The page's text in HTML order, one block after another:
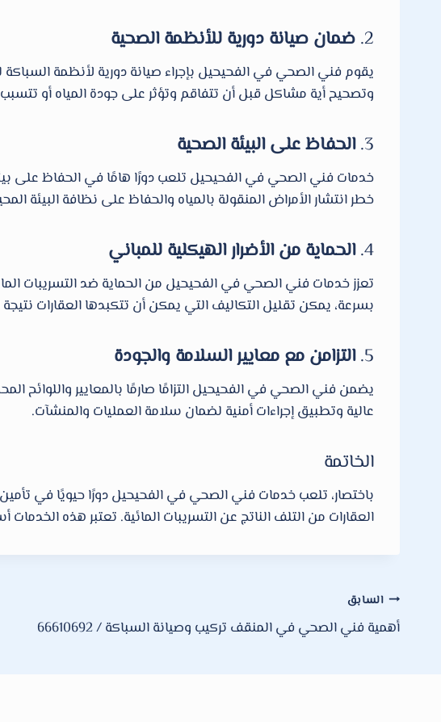
2. ضمان صيانة دورية للأنظمة الصحية
يقوم فني الصحي في الفحيحيل بإجراء صيانة دورية لأنظمة
وتصحيح أية مشاكل قبل أن تتفاقم وتؤثر على جودة المياه أو تتسبب
3. الحفاظ على البيئة الصحية
خدمات فني الصحي في الفحيحيل تلعب دورًا هامًا في الحفاظ على
خطر انتشار الأمراض المنقولة بالمياه والحفاظ على نظافة البيئة
4. الحماية من الأضرار الهيكلية للمباني
تعزز خدمات فني الصحي في الفحيحيل من الحماية ضد التسريبات
بسرعة، يمكن تقليل التكاليف التي يمكن أن تتكبدها العقارات نتيجة
5. التزامن مع معايير السلامة والجودة
يضمن فني الصحي في الفحيحيل التزامًا صارمًا بالمعايير واللوائح
عالية وتطبيق إجراءات أمنية لضمان سلامة العمليات والمنشآت.
الخاتمة
باختصار، تلعب خدمات فني الصحي في الفحيحيل دورًا حيويًا في
العقارات من التلف الناتج عن التسريبات المائية. تعتبر هذه
تصفّح
المقالات
السابق
أهمية فني الصحي في المنقف تركيب وصيانة السباكة / 66610692